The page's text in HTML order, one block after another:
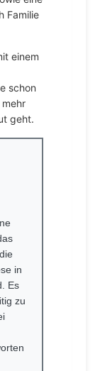
Familie
einem
schon
geht.
in
Es
zu